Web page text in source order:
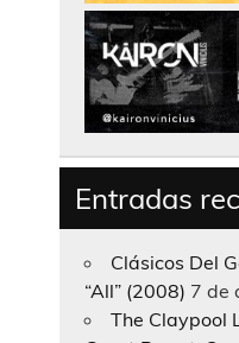
Entradas
Clásicos Del
“All” (2008) 7 de
The Claypool